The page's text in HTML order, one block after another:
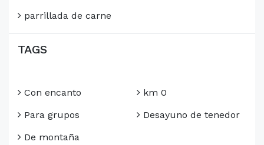
parrillada de carne
TAGS
Con encanto
Para grupos
De montaña
km 0
Desayuno de tenedor